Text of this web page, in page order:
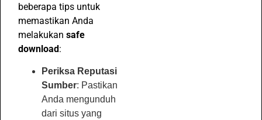
beberapa tips untuk
memastikan Anda
melakukan safe
download:
Periksa Reputasi
Sumber: Pastikan
Anda mengunduh
dari situs yang